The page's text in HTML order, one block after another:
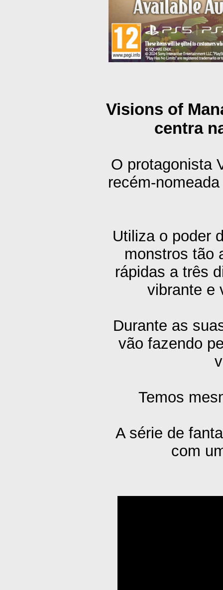
Visions of
centra
O protagonista
recém-
Utiliza o poder
monstros tão
rápidas a três
vibrante e
Durante as
vão fazendo
Temos
A série de
com